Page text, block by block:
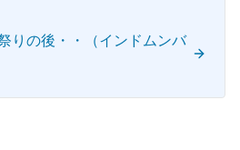
りの後・・（インドムンバ